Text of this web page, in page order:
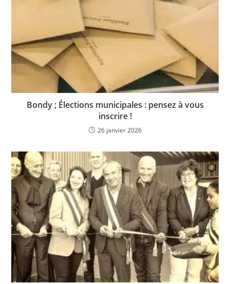
Bondy ; Élections municipales : pensez à vous
inscrire !
26 janvier 2026